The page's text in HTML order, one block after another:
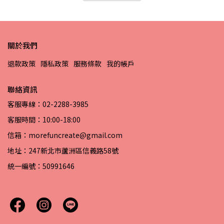
關於我們
退款政策 隱私政策 服務條款 我的帳戶
聯絡資訊
客服專線：02-2288-3985
客服時間：10:00-18:00
信箱：morefuncreate@gmail.com
地址：247新北市蘆洲區信義路58號
統一編號：50991646